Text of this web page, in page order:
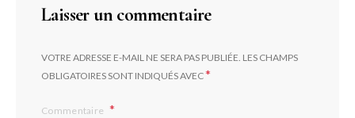
Laisser un commentaire
VOTRE ADRESSE E-MAIL NE SERA PAS PUBLIÉE. LES CHAMPS
OBLIGATOIRES SONT INDIQUÉS AVEC*
Commentaire